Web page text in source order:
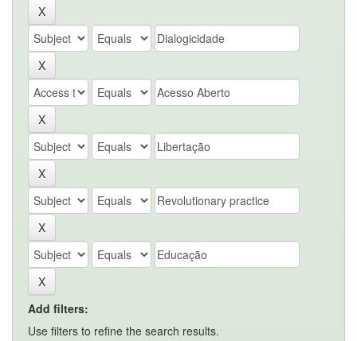
Add filters:
Use filters to refine the search results.